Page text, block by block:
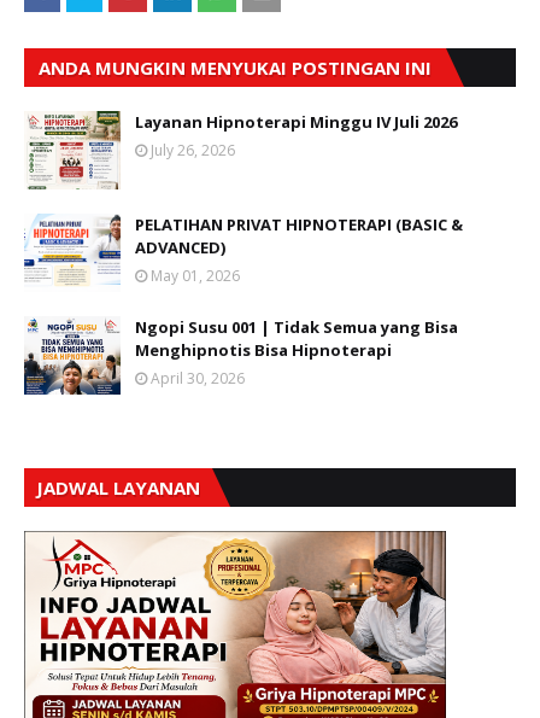
ANDA MUNGKIN MENYUKAI POSTINGAN INI
Layanan Hipnoterapi Minggu IV Juli 2026
July 26, 2026
PELATIHAN PRIVAT HIPNOTERAPI (BASIC &
ADVANCED)
May 01, 2026
Ngopi Susu 001 | Tidak Semua yang Bisa
Menghipnotis Bisa Hipnoterapi
April 30, 2026
JADWAL LAYANAN